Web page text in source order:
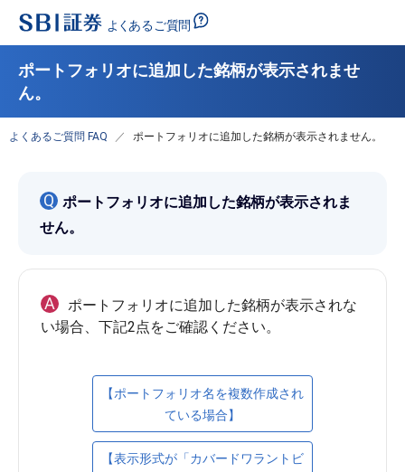
ポートフォリオに追加した銘柄が表示されませ
ん。
よくあるご質問 FAQ ポートフォリオに追加した銘柄が表示されません。
Q ポートフォリオに追加した銘柄が表示されま
せん。
A
ポートフォリオに追加した銘柄が表示されな
【ポートフォリオ名を複数作成され
ている場合】
【表示形式が「カバードワラントビ